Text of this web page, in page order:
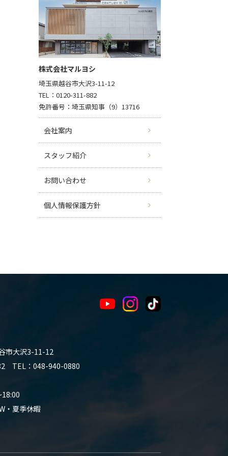
株式会社マルヨシ
埼玉県越谷市大沢3-11-12
TEL：0120-311-882
免許番号：埼玉県知事（9）13716
会社案内
スタッフ紹介
お問い合わせ
個人情報保護方針
市大沢3-11-12
TEL：048-940-0880
・夏季休暇